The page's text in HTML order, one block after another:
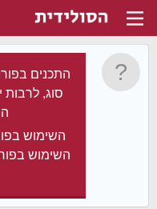
התכנים
סוג,
השימוש
השימוש